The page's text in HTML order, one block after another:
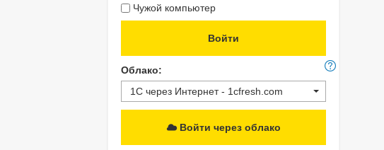
Чужой компьютер
Облако:
1С через Интернет - 1cfresh.com
Войти через облако